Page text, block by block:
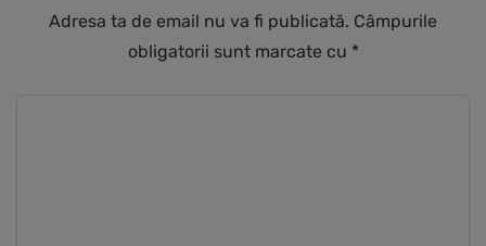
Adresa ta de email nu va fi publicată. Câmpurile
obligatorii sunt marcate cu *